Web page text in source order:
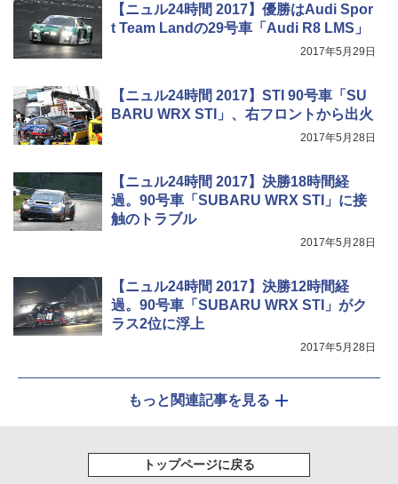
【ニュル24時間 2017】優勝はAudi Spor
t Team Landの29号車「Audi R8 LMS」
2017年5月29日
【ニュル24時間 2017】STI 90号車「SU
BARU WRX STI」、右フロントから出火
2017年5月28日
【ニュル24時間 2017】決勝18時間経
過。90号車「SUBARU WRX STI」に接
触のトラブル
2017年5月28日
【ニュル24時間 2017】決勝12時間経
過。90号車「SUBARU WRX STI」がク
ラス2位に浮上
2017年5月28日
もっと関連記事を見る
トップページに戻る